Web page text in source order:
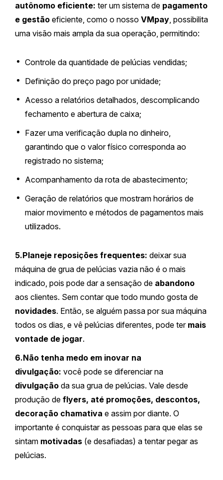
autônomo eficiente: ter um sistema de pagamento
e gestão eficiente, como o nosso VMpay, possibilita
uma visão mais ampla da sua operação, permitindo:
Controle da quantidade de pelúcias vendidas;
Definição do preço pago por unidade;
Acesso a relatórios detalhados, descomplicando
fechamento e abertura de caixa;
Fazer uma verificação dupla no dinheiro,
garantindo que o valor físico corresponda ao
registrado no sistema;
Acompanhamento da rota de abastecimento;
Geração de relatórios que mostram horários de
maior movimento e métodos de pagamentos mais
utilizados.
5.Planeje reposições frequentes: deixar sua
máquina de grua de pelúcias vazia não é o mais
indicado, pois pode dar a sensação de abandono
aos clientes. Sem contar que todo mundo gosta de
novidades. Então, se alguém passa por sua máquina
todos os dias, e vê pelúcias diferentes, pode ter mais
vontade de jogar.
6.Não tenha medo em inovar na
divulgação: você pode se diferenciar na
divulgação da sua grua de pelúcias. Vale desde
produção de flyers, até promoções, descontos,
decoração chamativa e assim por diante. O
importante é conquistar as pessoas para que elas se
sintam motivadas (e desafiadas) a tentar pegar as
pelúcias.